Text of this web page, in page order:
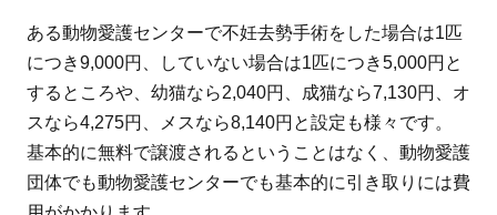
愛
護
団
体
か
ら
ある動物愛護センターで不妊去勢手術をした場合は1匹
につき9,000円、していない場合は1匹につき5,000円と
するところや、幼猫なら2,040円、成猫なら7,130円、オ
スなら4,275円、メスなら8,140円と設定も様々です。
基本的に無料で譲渡されるということはなく、動物愛護
団体でも動物愛護センターでも基本的に引き取りには費